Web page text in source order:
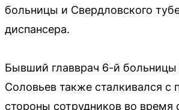
больницы и Свердловского
диспансера.
Бывший главврач 6-й больницы
Соловьев также сталкивался с
стороны сотрудников во время